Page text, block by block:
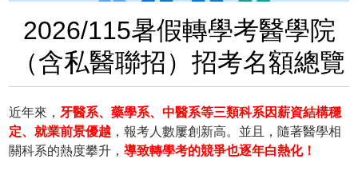
2026/115暑假轉學考醫學院
（含私醫聯招）招考名額總覽
近年來， 牙醫系、藥學系、中醫系等三類科系因薪資結構穩
定、就業前景優越 ，報考人數屢創新高。並且，隨著醫學相
關科系的熱度攀升，導致轉學考的競爭也逐年白熱化！